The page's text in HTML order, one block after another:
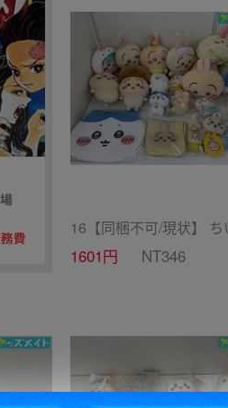
1601円 NT346